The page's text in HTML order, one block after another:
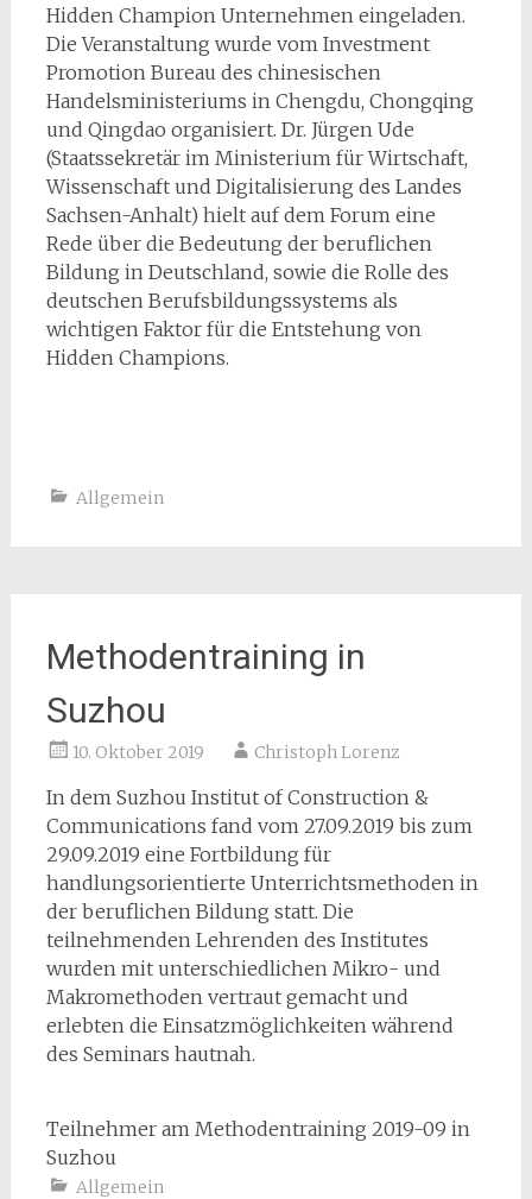
Hidden Champion Unternehmen eingeladen.
Die Veranstaltung wurde vom Investment
Promotion Bureau des chinesischen
Handelsministeriums in Chengdu, Chongqing
und Qingdao organisiert. Dr. Jürgen Ude
(Staatssekretär im Ministerium für Wirtschaft,
Wissenschaft und Digitalisierung des Landes
Sachsen-Anhalt) hielt auf dem Forum eine
Rede über die Bedeutung der beruflichen
Bildung in Deutschland, sowie die Rolle des
deutschen Berufsbildungssystems als
wichtigen Faktor für die Entstehung von
Hidden Champions.
Allgemein
Methodentraining in
Suzhou
10. Oktober 2019 Christoph Lorenz
In dem Suzhou Institut of Construction &
Communications fand vom 27.09.2019 bis zum
29.09.2019 eine Fortbildung für
handlungsorientierte Unterrichtsmethoden in
der beruflichen Bildung statt. Die
teilnehmenden Lehrenden des Institutes
wurden mit unterschiedlichen Mikro- und
Makromethoden vertraut gemacht und
erlebten die Einsatzmöglichkeiten während
des Seminars hautnah.
Teilnehmer am Methodentraining 2019-09 in
Suzhou
Allgemein